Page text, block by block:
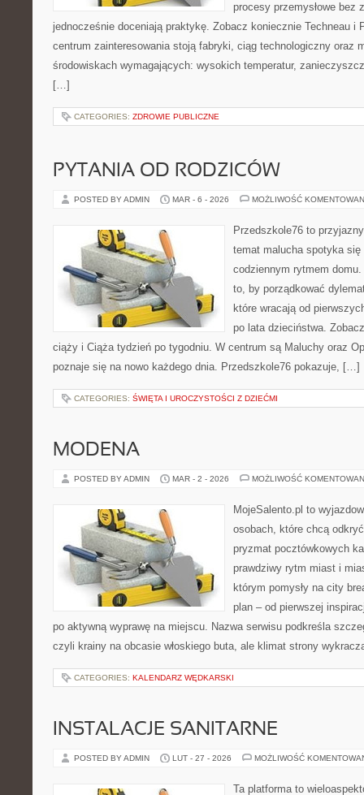
procesy przemysłowe bez
jednocześnie doceniają praktykę. Zobacz koniecznie Techneau i
centrum zainteresowania stoją fabryki, ciąg technologiczny oraz
środowiskach wymagających: wysokich temperatur,
[…]
CATEGORIES: ZDROWIE PUBLICZNE
PYTANIA OD RODZICÓW
POSTED BY ADMIN MAR - 6 - 2026 MOŻLIWOŚĆ
Przedszkole76 to
temat malucha spotyka
codziennym rytmem
to, by porządkować
które wracają od
po lata dzieciństwa.
ciąży i Ciąża tydzień po tygodniu. W centrum są Maluchy oraz
poznaje się na nowo każdego dnia. Przedszkole76 pokazuje, […]
CATEGORIES: ŚWIĘTA I UROCZYSTOŚCI Z DZIEĆMI
MODENA
POSTED BY ADMIN MAR - 2 - 2026 MOŻLIWOŚĆ
MojeSalento.pl to
osobach, które chcą
pryzmat pocztówkowych
prawdziwy rytm miast i
którym pomysły na city
plan – od pierwszej
po aktywną wyprawę na miejscu. Nazwa serwisu podkreśla
czyli krainy na obcasie włoskiego buta, ale klimat strony
CATEGORIES: KALENDARZ WĘDKARSKI
INSTALACJE SANITARNE
POSTED BY ADMIN LUT - 27 - 2026 MOŻLIWOŚĆ
Ta platforma to